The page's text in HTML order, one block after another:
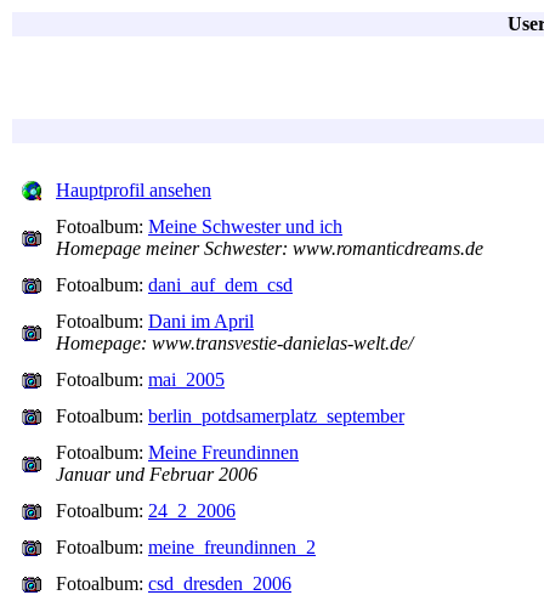
Hauptprofil ansehen
Fotoalbum: Meine Schwester und ich
Homepage meiner Schwester: www.romanticdreams.de
Fotoalbum: dani_auf_dem_csd
Fotoalbum: Dani im April
Homepage: www.transvestie-danielas-welt.de/
Fotoalbum: mai_2005
Fotoalbum: berlin_potdsamerplatz_september
Fotoalbum: Meine Freundinnen
Januar und Februar 2006
Fotoalbum: 24_2_2006
Fotoalbum: meine_freundinnen_2
Fotoalbum: csd_dresden_2006